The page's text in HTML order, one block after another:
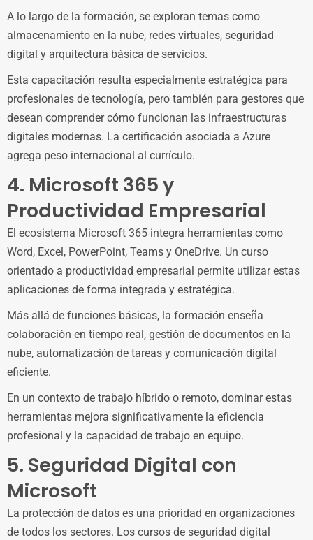
A lo largo de la formación, se exploran temas como
almacenamiento en la nube, redes virtuales, seguridad
digital y arquitectura básica de servicios.
Esta capacitación resulta especialmente estratégica para
profesionales de tecnología, pero también para gestores que
desean comprender cómo funcionan las infraestructuras
digitales modernas. La certificación asociada a Azure
agrega peso internacional al currículo.
4. Microsoft 365 y
Productividad Empresarial
El ecosistema Microsoft 365 integra herramientas como
Word, Excel, PowerPoint, Teams y OneDrive. Un curso
orientado a productividad empresarial permite utilizar estas
aplicaciones de forma integrada y estratégica.
Más allá de funciones básicas, la formación enseña
colaboración en tiempo real, gestión de documentos en la
nube, automatización de tareas y comunicación digital
eficiente.
En un contexto de trabajo híbrido o remoto, dominar estas
herramientas mejora significativamente la eficiencia
profesional y la capacidad de trabajo en equipo.
5. Seguridad Digital con
Microsoft
La protección de datos es una prioridad en organizaciones
de todos los sectores. Los cursos de seguridad digital